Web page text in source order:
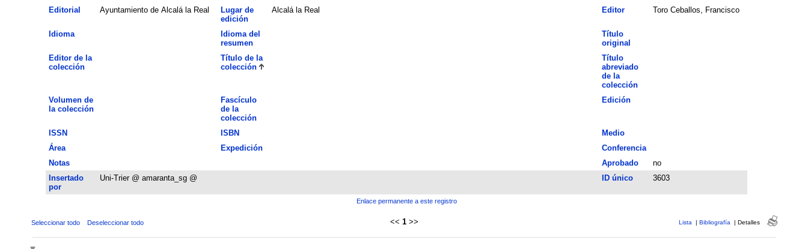
Editorial Ayuntamiento de Alcalá la Real
Lugar de
edición
Alcalá la Real Editor Toro Ceballos, Francisco
Idioma
Idioma del
resumen
Título
original
Editor de la
colección
Título de la
colección
Título
abreviado
de la
colección
Volumen de
la colección
Fascículo
de la
colección
Edición
ISSN ISBN
Medio
Área
Expedición
Conferencia
Notas
Aprobado
no
Insertado
por
Uni-Trier @ amaranta_sg @ ID único 3603
Enlace permanente a este registro
Seleccionar todo Deseleccionar todo << 1 >> Lista | Bibliografía | Detalles